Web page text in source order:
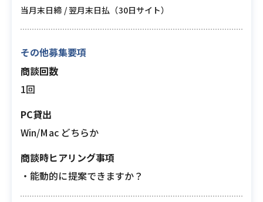
当月末日締 / 翌月末日払（30日サイト）
その他募集要項
商談回数
1回
PC貸出
Win/Mac どちらか
商談時ヒアリング事項
・能動的に提案できますか？